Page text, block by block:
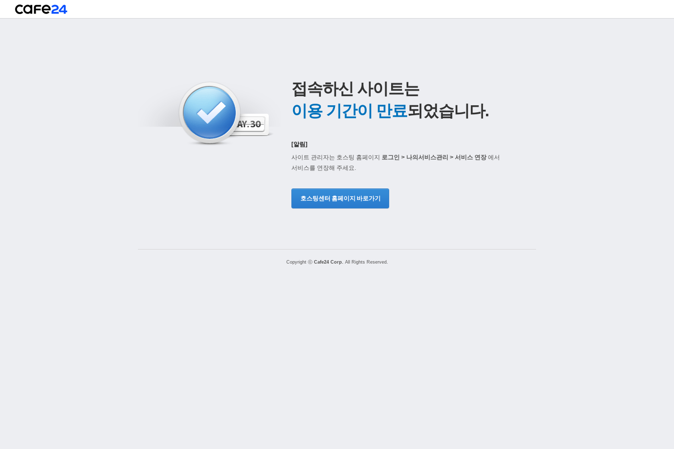
접속하신 사이트는
이용 기간이 만료되었습니다.
[알림]
사이트 관리자는 호스팅 홈페이지 로그인 > 나의서비스관리 > 서비스 연장에서
서비스를 연장해 주세요.
호스팅센터 홈페이지 바로가기
Copyright ⓒ Cafe24 Corp. All Rights Reserved.